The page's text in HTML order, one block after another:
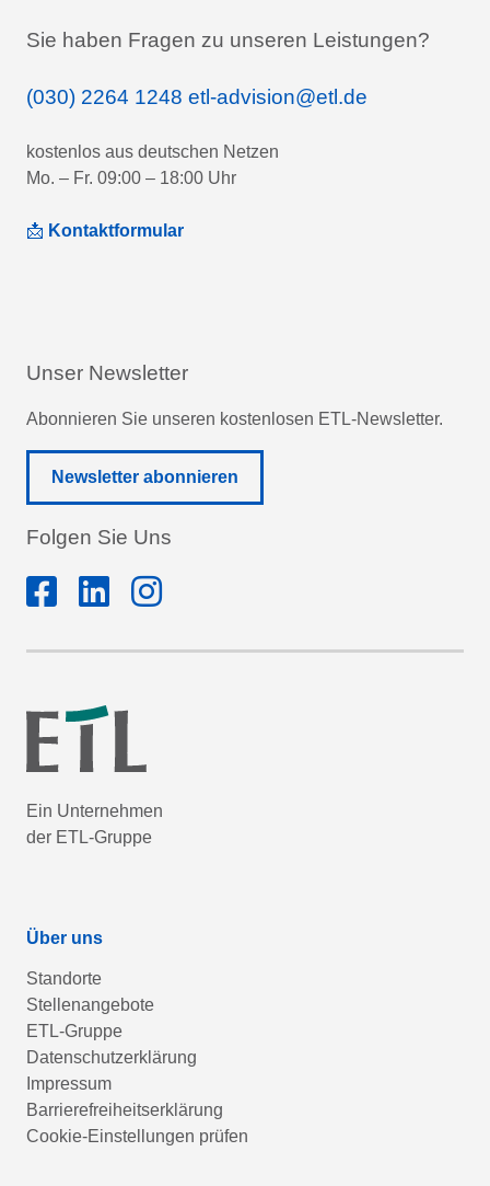
Sie haben Fragen zu unseren Leistungen?
(030) 2264 1248 etl-advision@etl.de
kostenlos aus deutschen Netzen
Mo. – Fr. 09:00 – 18:00 Uhr
📩 Kontaktformular
Unser Newsletter
Abonnieren Sie unseren kostenlosen ETL-Newsletter.
Newsletter abonnieren
Folgen Sie Uns
Ein Unternehmen
der ETL-Gruppe
Über uns
Standorte
Stellenangebote
ETL-Gruppe
Datenschutzerklärung
Impressum
Barrierefreiheitserklärung
Cookie-Einstellungen prüfen